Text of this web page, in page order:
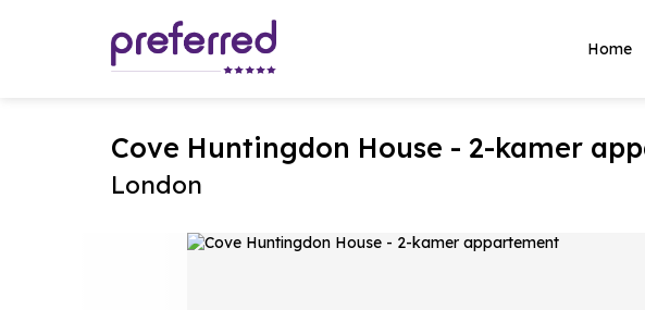
Home
Cove Huntingdon House - 2-kamer
London